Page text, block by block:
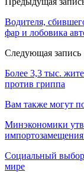
Водителя,
фар и лобовика
Следующая запись
Более 3,3 тыс.
против гриппа
Вам также могут
Минэкономики
Социальный
мире